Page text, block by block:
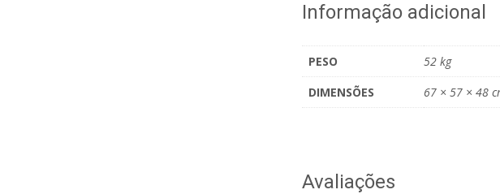
Informação adicional
PESO
52 kg
DIMENSÕES
67 × 57 × 48
Avaliações